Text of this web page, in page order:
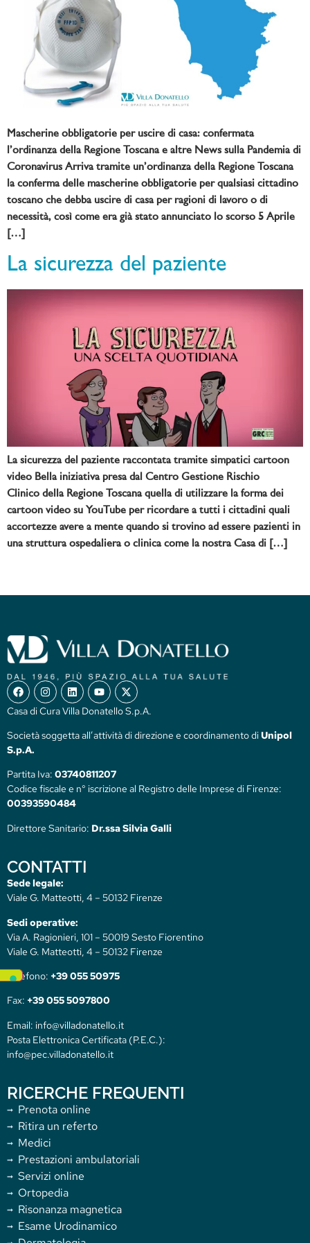
Mascherine obbligatorie per uscire di casa: confermata
l’ordinanza della Regione Toscana e altre News sulla Pandemia di
Coronavirus Arriva tramite un’ordinanza della Regione Toscana
la conferma delle mascherine obbligatorie per qualsiasi cittadino
toscano che debba uscire di casa per ragioni di lavoro o di
necessità, così come era già stato annunciato lo scorso 5 Aprile
[…]
La sicurezza del paziente
La sicurezza del paziente raccontata tramite simpatici cartoon
video Bella iniziativa presa dal Centro Gestione Rischio
Clinico della Regione Toscana quella di utilizzare la forma dei
cartoon video su YouTube per ricordare a tutti i cittadini quali
accortezze avere a mente quando si trovino ad essere pazienti in
una struttura ospedaliera o clinica come la nostra Casa di […]
Casa di Cura Villa Donatello S.p.A.
Società soggetta all’attività di direzione e coordinamento diUnipol
S.p.A.
Partita Iva: 03740811207
Codice fiscale e n° iscrizione al Registro delle Imprese di Firenze:
00393590484
Direttore Sanitario: Dr.ssa Silvia Galli
CONTATTI
Sede legale:
Viale G. Matteotti, 4 – 50132 Firenze
Sedi operative:
Via A. Ragionieri, 101 – 50019 Sesto Fiorentino
Viale G. Matteotti, 4 – 50132 Firenze
Telefono: +39 055 50975
Fax: +39 055 5097800
Email: info@villadonatello.it
Posta Elettronica Certificata (P.E.C.):
info@pec.villadonatello.it
RICERCHE FREQUENTI
Prenota online
Ritira un referto
Medici
Prestazioni ambulatoriali
Servizi online
Ortopedia
Risonanza magnetica
Esame Urodinamico